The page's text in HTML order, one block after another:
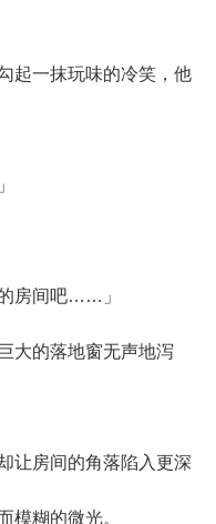
一抹玩味的冷笑，他
房间吧……」
的落地窗无声地泻
房间的角落陷入更深
模糊的微光。